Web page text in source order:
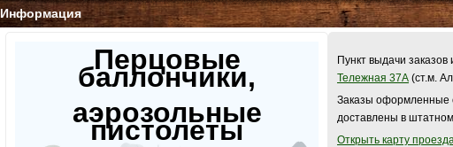
Информация
Перцовые
баллончики,
аэрозольные
пистолеты
Пункт выдачи
Тележная 37А (ст.м.
Заказы оформленные
доставлены в
Открыть карту